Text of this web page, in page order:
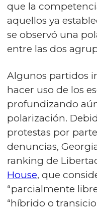
que la
aquellos ya
se observó una
entre las dos
Algunos partidos
hacer uso de los
profundizando
polarización.
protestas por
denuncias,
ranking de
House, que
“parcialmente
“híbrido o